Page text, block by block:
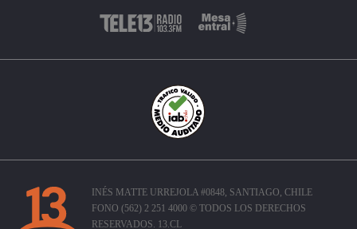
INÉS MATTE URREJOLA #0848, SANTIAGO, CHILE
FONO (562) 2 251 4000 © TODOS LOS DERECHOS
RESERVADOS. 13.CL